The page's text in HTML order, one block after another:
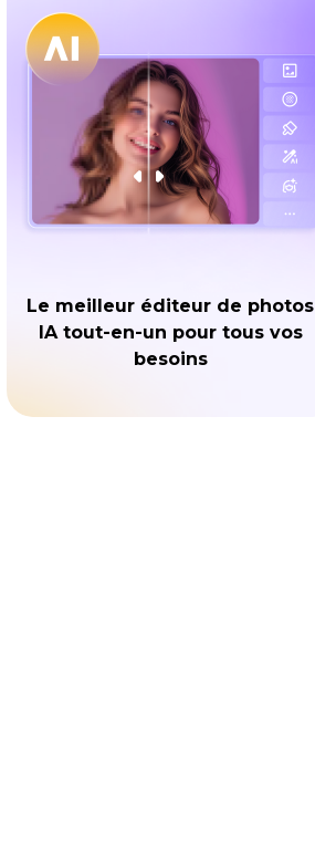
Le meilleur éditeur de photos
IA tout-en-un pour tous vos
besoins